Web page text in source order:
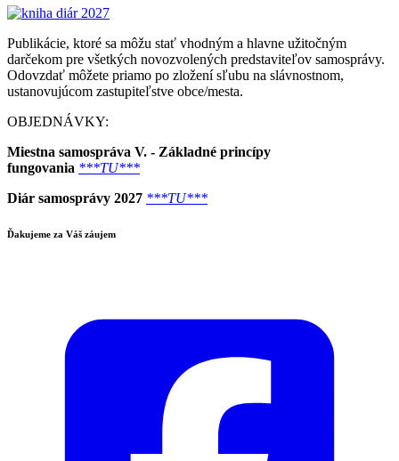
Publikácie, ktoré sa môžu stať vhodným a hlavne užitočným
darčekom pre všetkých novozvolených predstaviteľov samosprávy.
Odovzdať môžete priamo po zložení sľubu na slávnostnom,
ustanovujúcom zastupiteľstve obce/mesta.
OBJEDNÁVKY:
Miestna samospráva V. - Základné princípy
fungovania ***TU***
Diár samosprávy 2027 ***TU***
Ďakujeme za Váš záujem